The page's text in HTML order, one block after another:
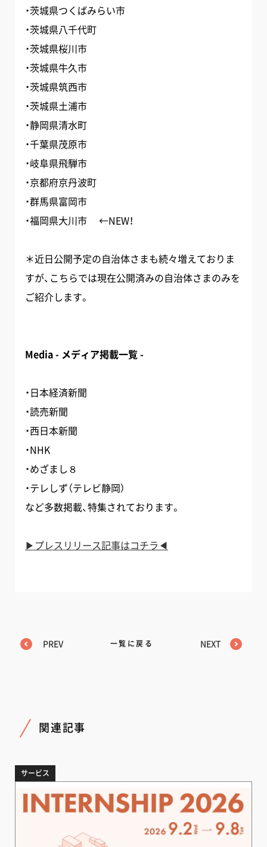
・茨城県つくばみらい市
・茨城県八千代町
・茨城県桜川市
・茨城県牛久市
・茨城県筑西市
・茨城県土浦市
・静岡県清水町
・千葉県茂原市
・岐阜県飛騨市
・京都府京丹波町
・群馬県富岡市
・福岡県大川市 ←NEW！
＊近日公開予定の自治体さまも続々増えておりま
すが、こちらでは現在公開済みの自治体さまのみを
ご紹介します。
Media - メディア掲載一覧 -
・日本経済新聞
・読売新聞
・西日本新聞
・NHK
・めざまし８
・テレしず（テレビ静岡）
など多数掲載、特集されております。
▶︎プレスリリース記事はコチラ◀︎
PREV 一覧に戻る NEXT
関連記事
サービス